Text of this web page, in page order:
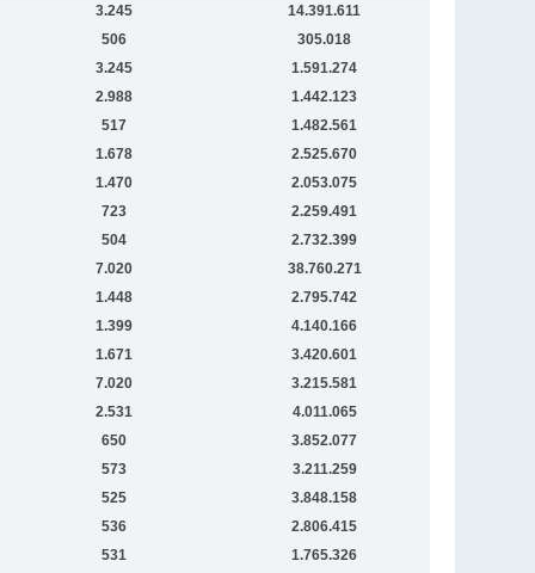
3.245
14.391.611
506
305.018
3.245
1.591.274
2.988
1.442.123
517
1.482.561
1.678
2.525.670
1.470
2.053.075
723
2.259.491
504
2.732.399
7.020
38.760.271
1.448
2.795.742
1.399
4.140.166
1.671
3.420.601
7.020
3.215.581
2.531
4.011.065
650
3.852.077
573
3.211.259
525
3.848.158
536
2.806.415
531
1.765.326